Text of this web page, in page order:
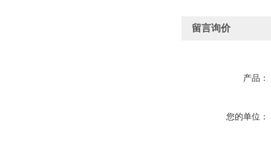
留言询价
产品：
您的单位：